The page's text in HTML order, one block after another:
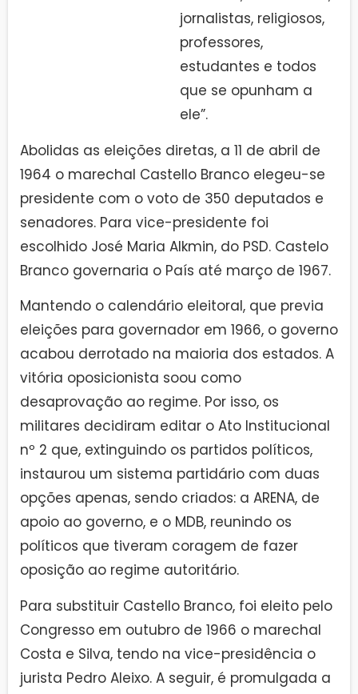
jornalistas, religiosos,
professores,
estudantes e todos
que se opunham a
ele”.
Abolidas as eleições diretas, a 11 de abril de
1964 o marechal Castello Branco elegeu-se
presidente com o voto de 350 deputados e
senadores. Para vice-presidente foi
escolhido José Maria Alkmin, do PSD. Castelo
Branco governaria o País até março de 1967.
Mantendo o calendário eleitoral, que previa
eleições para governador em 1966, o governo
acabou derrotado na maioria dos estados. A
vitória oposicionista soou como
desaprovação ao regime. Por isso, os
militares decidiram editar o Ato Institucional
nº 2 que, extinguindo os partidos políticos,
instaurou um sistema partidário com duas
opções apenas, sendo criados: a ARENA, de
apoio ao governo, e o MDB, reunindo os
políticos que tiveram coragem de fazer
oposição ao regime autoritário.
Para substituir Castello Branco, foi eleito pelo
Congresso em outubro de 1966 o marechal
Costa e Silva, tendo na vice-presidência o
jurista Pedro Aleixo. A seguir, é promulgada a